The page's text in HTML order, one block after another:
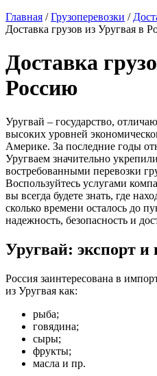
Главная /Грузоперевозки /
Доставка грузов из Уругвая в
Доставка
Россию
Уругвай – государство,
высоких уровней
Америке. За последние годы
Уругваем значительно
востребованными перевозки
Воспользуйтесь услугами
вы всегда будете знать, где
сколько времени осталось до
надежность, безопасность и
Уругвай: экспорт и
Россия заинтересована в
из Уругвая как:
рыба;
говядина;
сыры;
фрукты;
масла и пр.